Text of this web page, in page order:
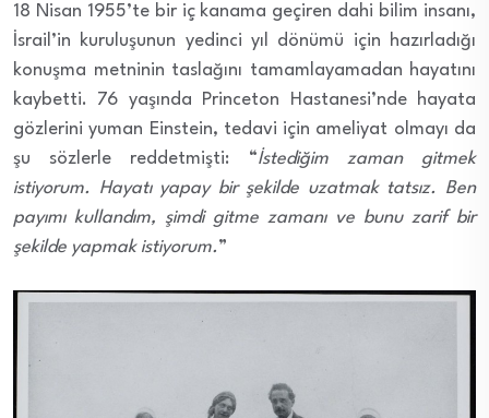
18 Nisan 1955’te bir iç kanama geçiren dahi bilim insanı,
İsrail’in kuruluşunun yedinci yıl dönümü için hazırladığı
konuşma metninin taslağını tamamlayamadan hayatını
kaybetti. 76 yaşında Princeton Hastanesi’nde hayata
gözlerini yuman Einstein, tedavi için ameliyat olmayı da
şu sözlerle reddetmişti: “İstediğim zaman gitmek
istiyorum. Hayatı yapay bir şekilde uzatmak tatsız. Ben
payımı kullandım, şimdi gitme zamanı ve bunu zarif bir
şekilde yapmak istiyorum.”